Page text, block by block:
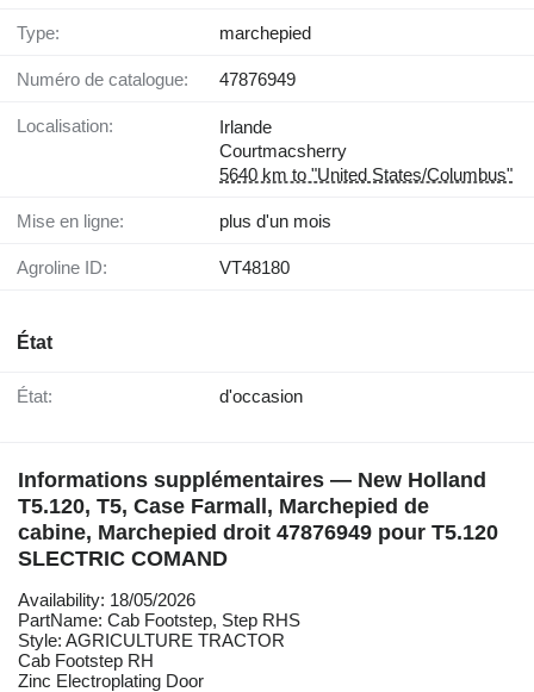
Type: marchepied
Numéro de catalogue: 47876949
Localisation:
Irlande
Courtmacsherry
5640 km to "United States/Columbus"
Mise en ligne: plus d'un mois
Agroline ID: VT48180
État
État: d'occasion
Informations supplémentaires — New Holland
T5.120, T5, Case Farmall, Marchepied de
cabine, Marchepied droit 47876949 pour T5.120
SLECTRIC COMAND
Availability: 18/05/2026
PartName: Cab Footstep, Step RHS
Style: AGRICULTURE TRACTOR
Cab Footstep RH
Zinc Electroplating Door